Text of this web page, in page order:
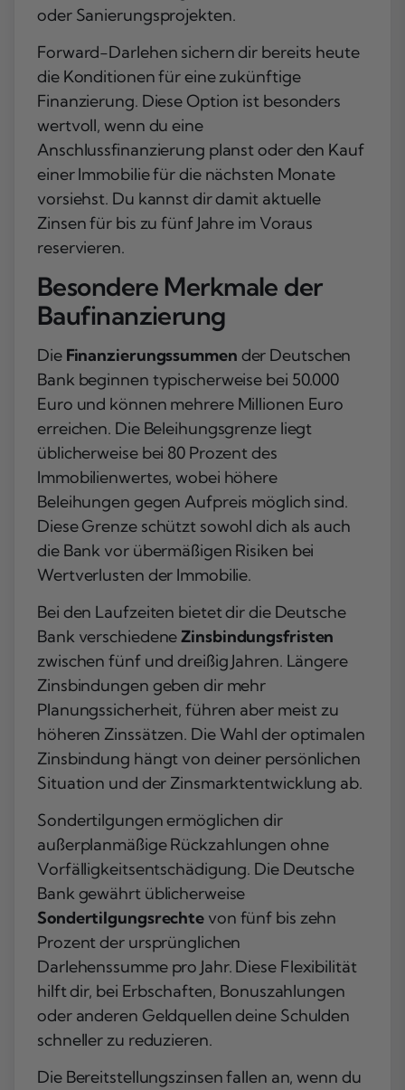
oder Sanierungsprojekten.
Forward-Darlehen sichern dir bereits heute
die Konditionen für eine zukünftige
Finanzierung. Diese Option ist besonders
wertvoll, wenn du eine
Anschlussfinanzierung planst oder den Kauf
einer Immobilie für die nächsten Monate
vorsiehst. Du kannst dir damit aktuelle
Zinsen für bis zu fünf Jahre im Voraus
reservieren.
Besondere Merkmale der
Baufinanzierung
Die Finanzierungssummen der Deutschen
Bank beginnen typischerweise bei 50.000
Euro und können mehrere Millionen Euro
erreichen. Die Beleihungsgrenze liegt
üblicherweise bei 80 Prozent des
Immobilienwertes, wobei höhere
Beleihungen gegen Aufpreis möglich sind.
Diese Grenze schützt sowohl dich als auch
die Bank vor übermäßigen Risiken bei
Wertverlusten der Immobilie.
Bei den Laufzeiten bietet dir die Deutsche
Bank verschiedeneZinsbindungsfristen
zwischen fünf und dreißig Jahren. Längere
Zinsbindungen geben dir mehr
Planungssicherheit, führen aber meist zu
höheren Zinssätzen. Die Wahl der optimalen
Zinsbindung hängt von deiner persönlichen
Situation und der Zinsmarktentwicklung ab.
Sondertilgungen ermöglichen dir
außerplanmäßige Rückzahlungen ohne
Vorfälligkeitsentschädigung. Die Deutsche
Bank gewährt üblicherweise
Sondertilgungsrechte von fünf bis zehn
Prozent der ursprünglichen
Darlehenssumme pro Jahr. Diese Flexibilität
hilft dir, bei Erbschaften, Bonuszahlungen
oder anderen Geldquellen deine Schulden
schneller zu reduzieren.
Die Bereitstellungszinsen fallen an, wenn du